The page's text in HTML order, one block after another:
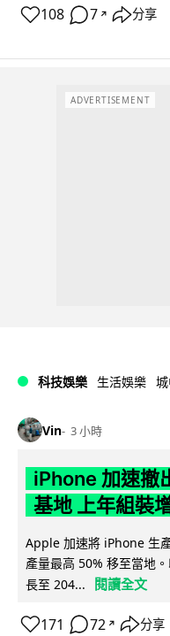
108 7 ↗ 分享
ADVERTISEMENT
科技娛樂 生活娛樂
Vin 3 小時
iPhone 加速撤
基地 上年組裝
Apple 加速將 iPhone 生
產量最高 50% 移至當地
長至 204...
閱讀全文
171 72 ↗ 分享